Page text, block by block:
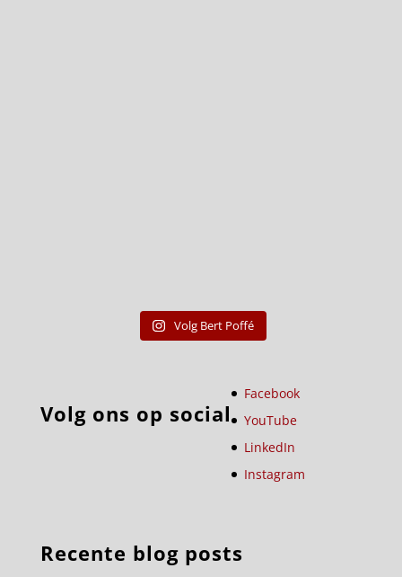
Volg Bert Poffé
Volg ons op social
Facebook
YouTube
LinkedIn
Instagram
Recente blog posts